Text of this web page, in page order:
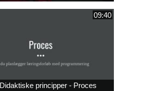
09:40
principper - Proces